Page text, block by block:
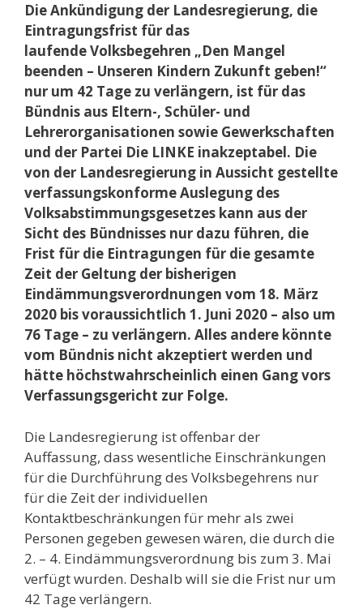
Die Ankündigung der Landesregierung, die
Eintragungsfrist für das
laufende Volksbegehren „Den Mangel
beenden – Unseren Kindern Zukunft geben!“
nur um 42 Tage zu verlängern, ist für das
Bündnis aus Eltern-, Schüler- und
Lehrerorganisationen sowie Gewerkschaften
und der Partei Die LINKE inakzeptabel. Die
von der Landesregierung in Aussicht gestellte
verfassungskonforme Auslegung des
Volksabstimmungsgesetzes kann aus der
Sicht des Bündnisses nur dazu führen, die
Frist für die Eintragungen für die gesamte
Zeit der Geltung der bisherigen
Eindämmungsverordnungen vom 18. März
2020 bis voraussichtlich 1. Juni 2020 – also um
76 Tage – zu verlängern. Alles andere könnte
vom Bündnis nicht akzeptiert werden und
hätte höchstwahrscheinlich einen Gang vors
Verfassungsgericht zur Folge.
Die Landesregierung ist offenbar der
Auffassung, dass wesentliche Einschränkungen
für die Durchführung des Volksbegehrens nur
für die Zeit der individuellen
Kontaktbeschränkungen für mehr als zwei
Personen gegeben gewesen wären, die durch die
2. – 4. Eindämmungsverordnung bis zum 3. Mai
verfügt wurden. Deshalb will sie die Frist nur um
42 Tage verlängern.